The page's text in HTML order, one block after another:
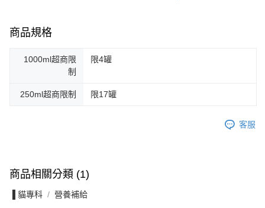
商品規格
1000ml超商限
制
限4罐
250ml超商限制 限17罐
客服
商品相關分類 (1)
▐ 貓專科 營養補給